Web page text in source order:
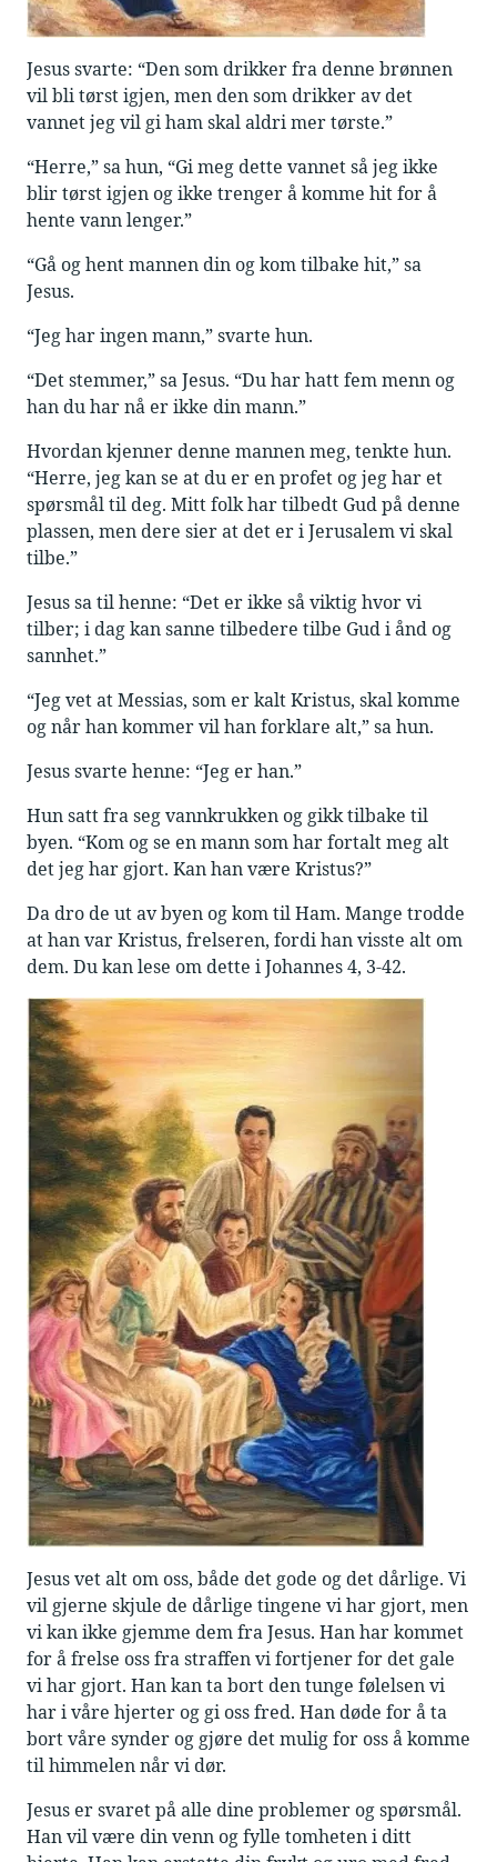
Jesus svarte: “Den som drikker fra denne brønnen
vil bli tørst igjen, men den som drikker av det
vannet jeg vil gi ham skal aldri mer tørste.”
“Herre,” sa hun, “Gi meg dette vannet så jeg ikke
blir tørst igjen og ikke trenger å komme hit for å
hente vann lenger.”
“Gå og hent mannen din og kom tilbake hit,” sa
Jesus.
“Jeg har ingen mann,” svarte hun.
“Det stemmer,” sa Jesus. “Du har hatt fem menn og
han du har nå er ikke din mann.”
Hvordan kjenner denne mannen meg, tenkte hun.
“Herre, jeg kan se at du er en profet og jeg har et
spørsmål til deg. Mitt folk har tilbedt Gud på denne
plassen, men dere sier at det er i Jerusalem vi skal
tilbe.”
Jesus sa til henne: “Det er ikke så viktig hvor vi
tilber; i dag kan sanne tilbedere tilbe Gud i ånd og
sannhet.”
“Jeg vet at Messias, som er kalt Kristus, skal komme
og når han kommer vil han forklare alt,” sa hun.
Jesus svarte henne: “Jeg er han.”
Hun satt fra seg vannkrukken og gikk tilbake til
byen. “Kom og se en mann som har fortalt meg alt
det jeg har gjort. Kan han være Kristus?”
Da dro de ut av byen og kom til Ham. Mange trodde
at han var Kristus, frelseren, fordi han visste alt om
dem. Du kan lese om dette i Johannes 4, 3-42.
Jesus vet alt om oss, både det gode og det dårlige. Vi
vil gjerne skjule de dårlige tingene vi har gjort, men
vi kan ikke gjemme dem fra Jesus. Han har kommet
for å frelse oss fra straffen vi fortjener for det gale
vi har gjort. Han kan ta bort den tunge følelsen vi
har i våre hjerter og gi oss fred. Han døde for å ta
bort våre synder og gjøre det mulig for oss å komme
til himmelen når vi dør.
Jesus er svaret på alle dine problemer og spørsmål.
Han vil være din venn og fylle tomheten i ditt